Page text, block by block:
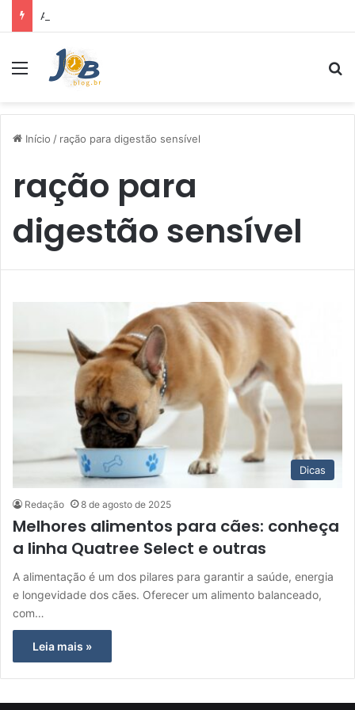
Air Fryer: melhores marcas e capacidades disponíveis
Menu
Início / ração para digestão sensível
ração para
digestão sensível
Dicas
Redação 8 de agosto de 2025
Melhores alimentos para cães: conheça
a linha Quatree Select e outras
A alimentação é um dos pilares para garantir a saúde, energia
e longevidade dos cães. Oferecer um alimento balanceado,
com…
Leia mais »